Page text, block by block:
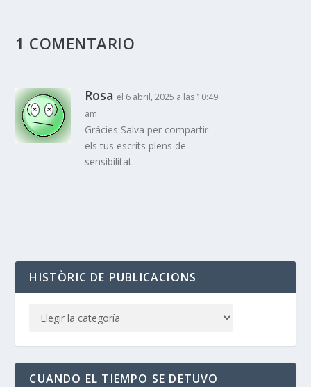
1 COMENTARIO
Rosa el 6 abril, 2025 a las 10:49
am
Gràcies Salva per compartir
els tus escrits plens de
sensibilitat.
HISTÒRIC DE PUBLICACIONS
CUANDO EL TIEMPO SE DETUVO